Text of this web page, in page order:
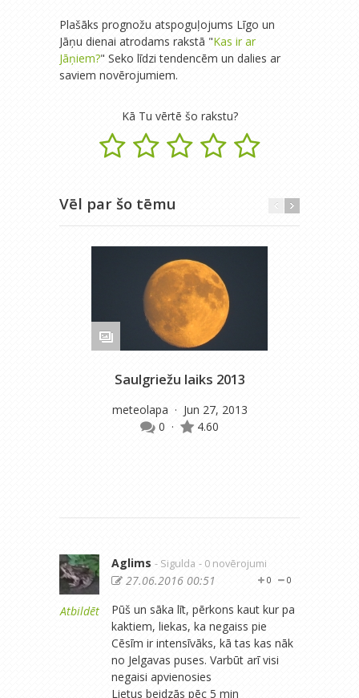
Plašāks prognožu atspoguļojums Līgo un
Jāņu dienai atrodams rakstā "Kas ir ar
Jāņiem?" Seko līdzi tendencēm un dalies ar
saviem novērojumiem.
Kā Tu vērtē šo rakstu?
Vēl par šo tēmu
Saulgriežu laiks 2013
meteolapa · Jun 27, 2013
0 · 4.60
Atbildēt
Aglims - Sigulda - 0 novērojumi
0
0
27.06.2016 00:51
Pūš un sāka līt, pērkons kaut kur pa
kaktiem, liekas, ka negaiss pie
Cēsīm ir intensīvāks, kā tas kas nāk
no Jelgavas puses. Varbūt arī visi
negaisi apvienosies
Lietus beidzās pēc 5 min